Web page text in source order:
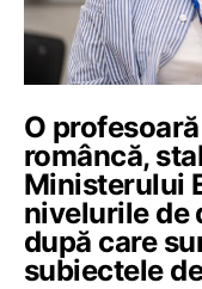
O
româncă,
Ministerului
nivelurile de
după care
subiectele